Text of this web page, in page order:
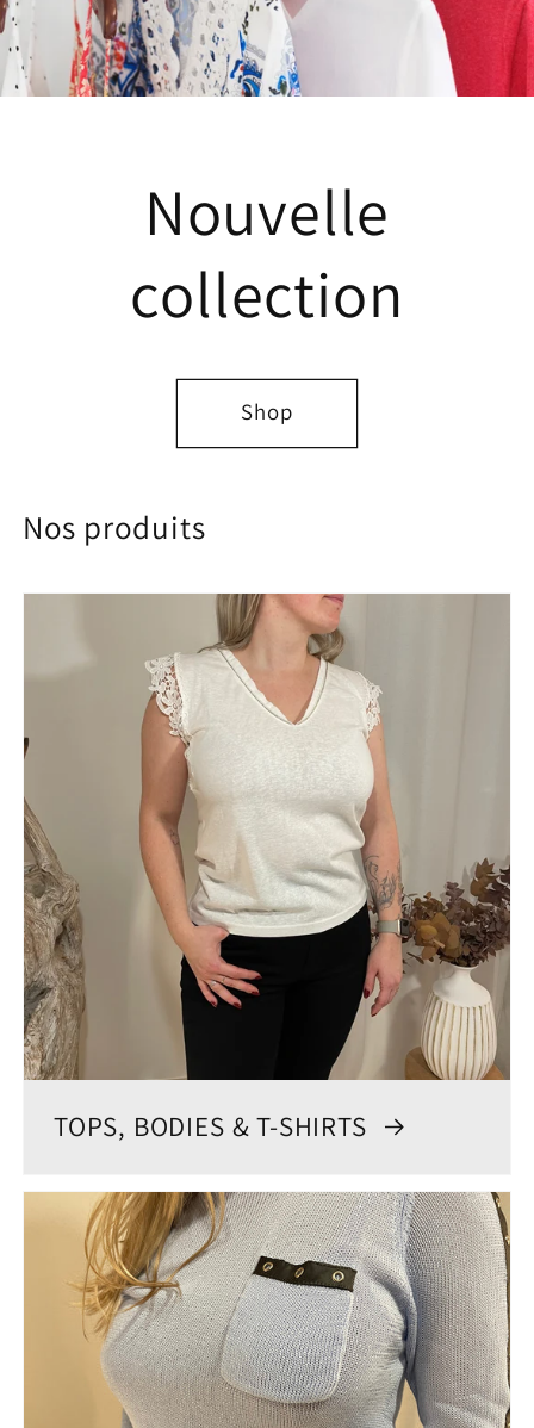
Nouvelle
collection
Shop
Nos produits
TOPS, BODIES & T-SHIRTS